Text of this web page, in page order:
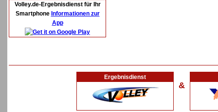
Volley.de-Ergebnisdienst für Ihr
Smartphone Informationen zur
App
Ergebnisdienst
&